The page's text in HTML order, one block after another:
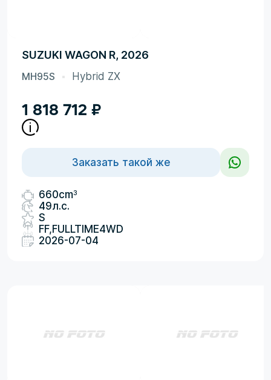
SUZUKI WAGON R, 2026
MH95S Hybrid ZX
1 818 712 ₽
Заказать такой же
660cm3
49л.с.
S
FF,FULLTIME4WD
2026-07-04